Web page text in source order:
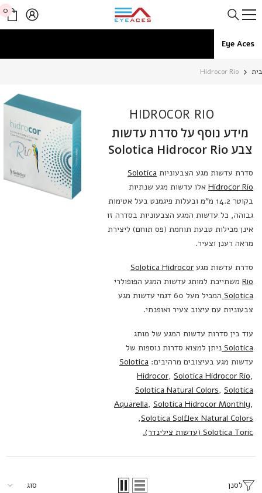
דלג לתוכן 0
0
Eye Aces
Hidrocor Rio
HIDROCOR RIO
מידע נוסף על סדרת עדשות
צבע Solotica Hidrocor Rio
סדרת עדשות מגע הצבעוניות Solotica
Hidrocor Rioאלו עדשות מגע שנתיות
בקוטר 14.2 מ"מ ובעלות פיגמנט בעל אטימות
גבוהה, כל עדשות המגע הצבעוניות בסדרה זו
אינן מכילות טבעת תוחמת (פס תוחם) ליצירת
מראה רענן וצעיר.
סדרת עדשות מגע Solotica Hidrocor
Rio משתייכת למותג עדשות המגע הפופולרי
Solotica
המכיל מעל 60 דגמי עדשות מגע
צבעוניות עם עיצוב צעיר ואופנתי.
עוד בין סדרות עדשות המגע של מותג
Solotica ניתן למצוא סדרות נוספות של
עדשות מגע בעיצובים מרהיבים: Solotica
Hidrocor,Solotica Hidrocor Rio,
Solotica Natural Colors,Solotica
Aquarella,Solotica Hidrocor Monthly,
Solotica Solflex Natural Colors
,
Solotica Toric (עדשות צילינדר).
לסנן סוג